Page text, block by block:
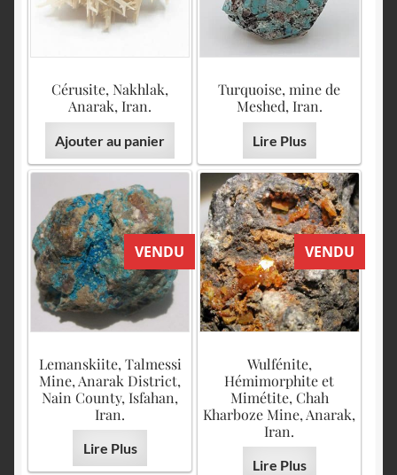
Cérusite, Nakhlak,
Anarak, Iran.
Ajouter au panier
Turquoise, mine de
Meshed, Iran.
Lire Plus
VENDU
Lemanskiite, Talmessi
Mine, Anarak District,
Nain County, Isfahan,
Iran.
Lire Plus
VENDU
Wulfénite,
Hémimorphite et
Mimétite, Chah
Kharboze Mine, Anarak,
Iran.
Lire Plus